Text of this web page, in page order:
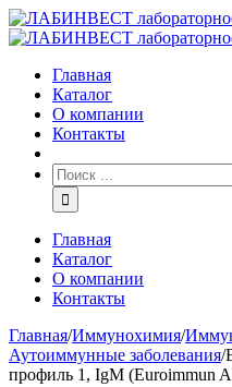
Главная
Каталог
О компании
Контакты
Главная
Каталог
О компании
Контакты
Главная/Иммунохимия/
Аутоиммунные заболевания/
профиль 1, IgM (Euroimmun